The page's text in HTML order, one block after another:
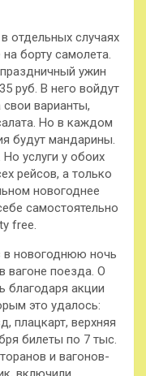
отдельных случаях
борту самолета.
ужин
руб. В него войдут
варианты,
Но в каждом
будут мандарины.
услуги у обоих
рейсов, а только
новогоднее
самостоятельно
free.
в новогоднюю ночь
вагоне поезда. О
благодаря акции
это удалось:
плацкарт, верхняя
билеты по 7 тыс.
и вагонов-